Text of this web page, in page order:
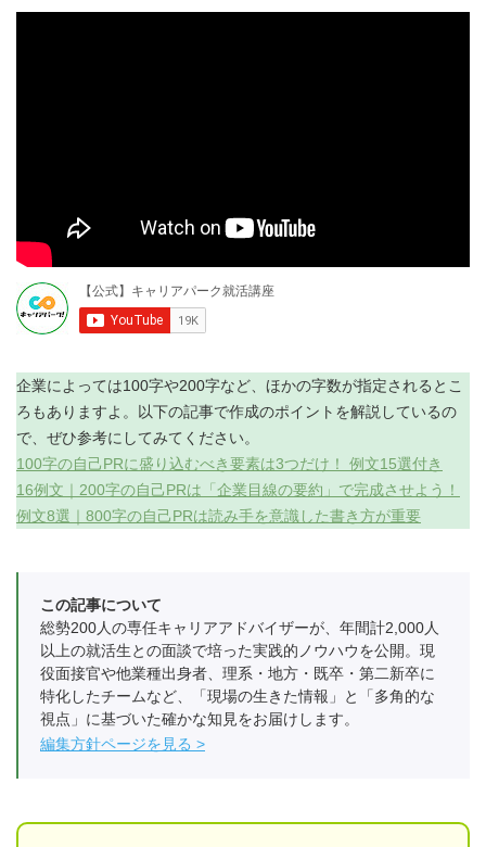
企業によっては100字や200字など、ほかの字数が指定されるとこ
ろもありますよ。以下の記事で作成のポイントを解説しているの
で、ぜひ参考にしてみてください。
100字の自己PRに盛り込むべき要素は3つだけ！ 例文15選付き
16例文｜200字の自己PRは「企業目線の要約」で完成させよう！
例文8選｜800字の自己PRは読み手を意識した書き方が重要
この記事について
総勢200人の専任キャリアアドバイザーが、年間計2,000人
以上の就活生との面談で培った実践的ノウハウを公開。現
役面接官や他業種出身者、理系・地方・既卒・第二新卒に
特化したチームなど、「現場の生きた情報」と「多角的な
視点」に基づいた確かな知見をお届けします。
編集方針ページを見る